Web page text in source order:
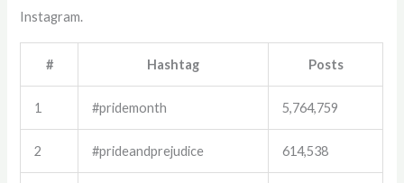
Instagram.
# Hashtag Posts
1 #pridemonth 5,764,759
2 #prideandprejudice 614,538